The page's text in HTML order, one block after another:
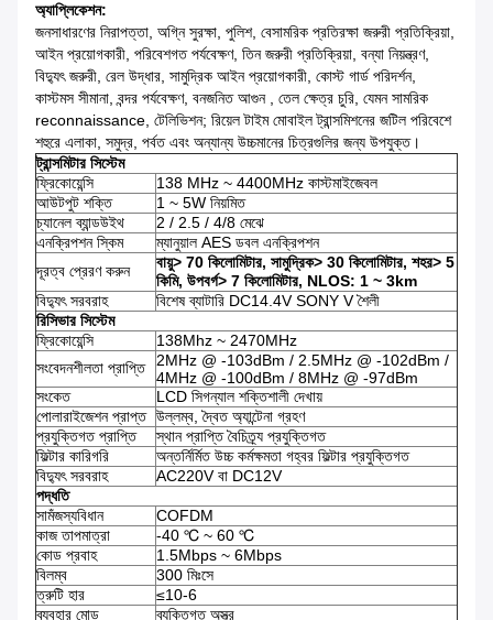
অ্যাপ্লিকেশন:
জনসাধারণের নিরাপত্তা, অগ্নি সুরক্ষা, পুলিশ, বেসামরিক প্রতিরক্ষা জরুরী প্রতিক্রিয়া,
আইন প্রয়োগকারী, পরিবেশগত পর্যবেক্ষণ, তিন জরুরী প্রতিক্রিয়া, বন্যা নিয়ন্ত্রণ,
বিদ্যুৎ জরুরী, রেল উদ্ধার, সামুদ্রিক আইন প্রয়োগকারী, কোস্ট গার্ড পরিদর্শন,
কাস্টমস সীমানা, বন্দর পর্যবেক্ষণ, বনজনিত আগুন , তেল ক্ষেত্র চুরি, যেমন সামরিক
reconnaissance, টেলিভিশন; রিয়েল টাইম মোবাইল ট্রান্সমিশনের জটিল পরিবেশে
শহুরে এলাকা, সমুদ্র, পর্বত এবং অন্যান্য উচ্চমানের চিত্রগুলির জন্য উপযুক্ত।
ট্রান্সমিটার সিস্টেম
ফ্রিকোয়েন্সি
138 MHz ~ 4400MHz কাস্টমাইজেবল
আউটপুট শক্তি
1 ~ 5W নিয়মিত
চ্যানেল ব্যান্ডউইথ
2 / 2.5 / 4/8 মেঝে
এনক্রিপশন স্কিম
ম্যানুয়াল AES ডবল এনক্রিপশন
দূরত্ব প্রেরণ করুন
বায়ু> 70 কিলোমিটার, সামুদ্রিক> 30 কিলোমিটার, শহর> 5
কিমি, উপবর্গ> 7 কিলোমিটার, NLOS: 1 ~ 3km
বিদ্যুৎ সরবরাহ
বিশেষ ব্যাটারি DC14.4V SONY V শৈলী
রিসিভার সিস্টেম
ফ্রিকোয়েন্সি
138Mhz ~ 2470MHz
সংবেদনশীলতা প্রাপ্তি
2MHz @ -103dBm / 2.5MHz @ -102dBm /
4MHz @ -100dBm / 8MHz @ -97dBm
সংকেত
LCD সিগন্যাল শক্তিশালী দেখায়
পোলারাইজেশন প্রাপ্ত উল্লম্ব, দ্বৈত অ্যান্টেনা গ্রহণ
প্রযুক্তিগত প্রাপ্তি
স্থান প্রাপ্তি বৈচিত্র্য প্রযুক্তিগত
ফিল্টার কারিগরি
অন্তর্নির্মিত উচ্চ কর্মক্ষমতা গহ্বর ফিল্টার প্রযুক্তিগত
বিদ্যুৎ সরবরাহ
AC220V বা DC12V
পদ্ধতি
সামঁজস্যবিধান
COFDM
কাজ তাপমাত্রা
-40 ℃ ~ 60 ℃
কোড প্রবাহ
1.5Mbps ~ 6Mbps
বিলম্ব
300 মিঃসে
ত্রুটি হার
≤10-6
ব্যবহার মোড
ব্যক্তিগত অস্ত্র